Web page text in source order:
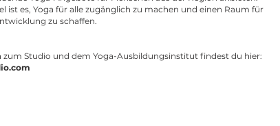
ist es, Yoga für alle zugänglich zu machen und einen Raum für
zu schaffen.
zum Studio und dem Yoga-Ausbildungsinstitut findest du hier: